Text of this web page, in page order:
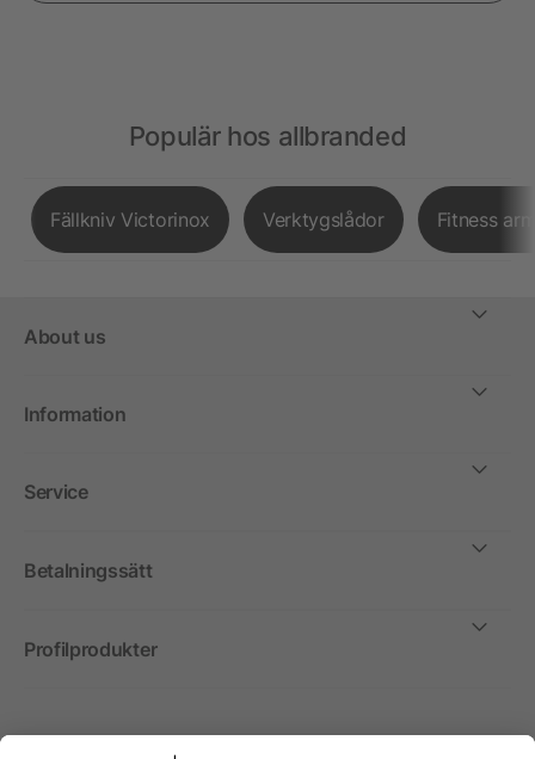
Populär hos allbranded
Fällkniv Victorinox Verktygslådor Fitness
About us
Information
Service
Betalningssätt
Profilprodukter